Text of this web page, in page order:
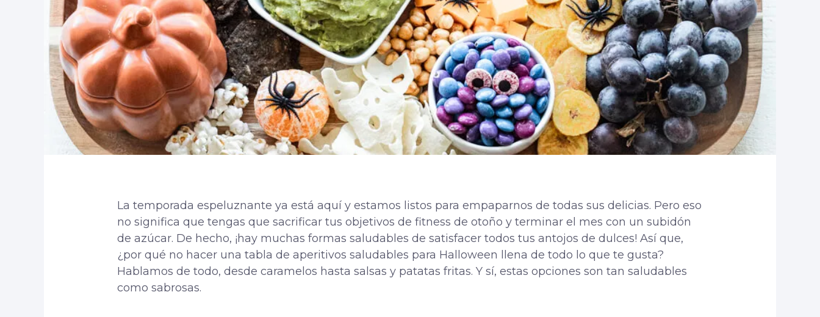
La temporada espeluznante ya está aquí y estamos listos para empaparnos de todas sus delicias. Pero eso
no significa que tengas que sacrificar tus objetivos de fitness de otoño y terminar el mes con un subidón
de azúcar. De hecho, ¡hay muchas formas saludables de satisfacer todos tus antojos de dulces! Así que,
¿por qué no hacer una tabla de aperitivos saludables para Halloween llena de todo lo que te gusta?
Hablamos de todo, desde caramelos hasta salsas y patatas fritas. Y sí, estas opciones son tan saludables
como sabrosas.